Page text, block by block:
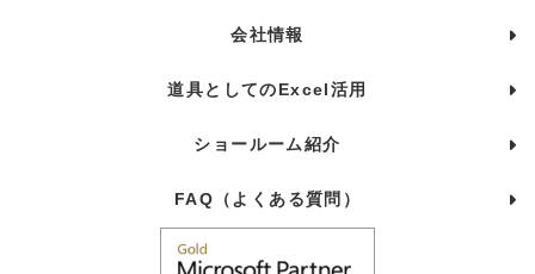
会社情報
道具としてのExcel活用
ショールーム紹介
FAQ（よくある質問）